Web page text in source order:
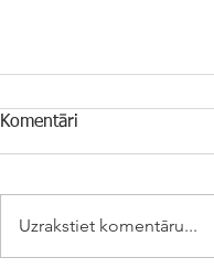
Komentāri
Uzrakstiet komentāru...